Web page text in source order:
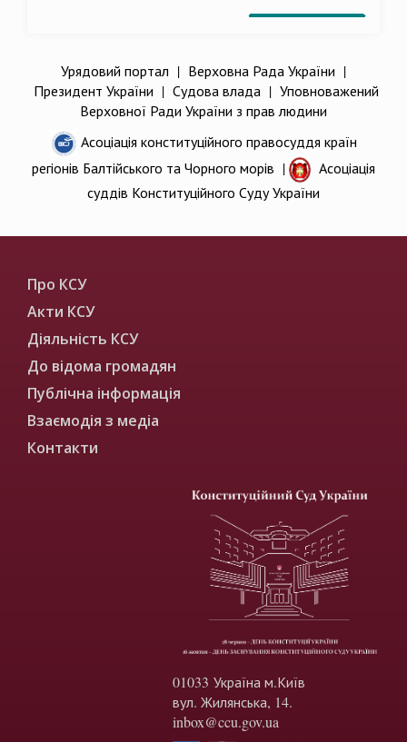
Урядовий портал | Верховна Рада України |
Президент України | Судова влада| Уповноважений
Верховної Ради України з прав людини
Асоціація конституційного правосуддя країн
регіонів Балтійського та Чорного морів |
Асоціація
суддів Конституційного Суду України
Про КСУ
Акти КСУ
Діяльність КСУ
До відома громадян
Публічна інформація
Взаємодія з медіа
Контакти
01033 Україна м.Київ
вул. Жилянська, 14.
inbox@ccu.gov.ua